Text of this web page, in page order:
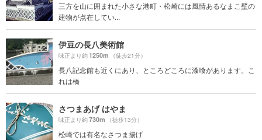
三方を山に囲まれた小さな港町・松崎には風情あるなまこ壁の
建物が点在してい...
伊豆の長八美術館
味正より約1250m （徒歩21分）
長八記念館も近くにあり、ところどころに漆喰があります。こ
れは橋
さつまあげ はやま
味正より約730m （徒歩13分）
松崎では有名なさつま揚げ